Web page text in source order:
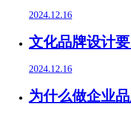
2024.12.16
文化品牌设计
2024.12.16
为什么做企业